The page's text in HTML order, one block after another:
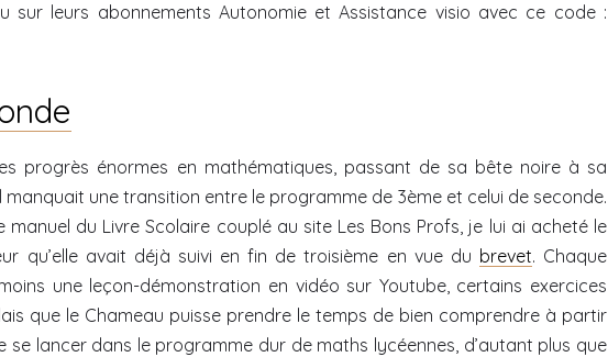
sur leurs abonnements Autonomie et Assistance visio avec ce code :
progrès énormes en mathématiques, passant de sa bête noire à sa
manquait une transition entre le programme de 3ème et celui de seconde.
du Livre Scolaire couplé au site Les Bons Profs, je lui ai acheté le
qu’elle avait déjà suivi en fin de troisième en vue du brevet. Chaque
une leçon-démonstration en vidéo sur Youtube, certains exercices
que le Chameau puisse prendre le temps de bien comprendre à partir
se lancer dans le programme dur de maths lycéennes, d’autant plus que